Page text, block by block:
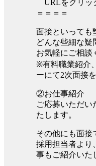
URLをクリッ
＝＝＝＝
面接といっても
どんな些細な疑
お気軽にご相談
※有料職業紹介
ーにて2次面接
②お仕事紹介
ご応募いただい
たします。
その他にも面接
採用担当者より
事もご紹介いた